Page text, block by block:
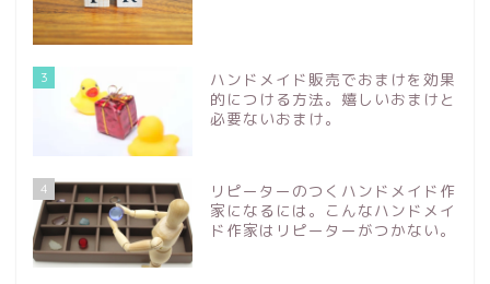
3
ハンドメイド販売でおまけを効果
的につける方法。嬉しいおまけと
必要ないおまけ。
4
リピーターのつくハンドメイド作
家になるには。こんなハンドメイ
ド作家はリピーターがつかない。